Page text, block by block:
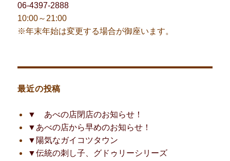
06-4397-2888
10:00～21:00
※年末年始は変更する場合が御座います。
最近の投稿
▼ あべの店閉店のお知らせ！
▼あべの店から早めのお知らせ！
▼陽気なガイコツタウン
▼伝統の刺し子、グドゥリーシリーズ